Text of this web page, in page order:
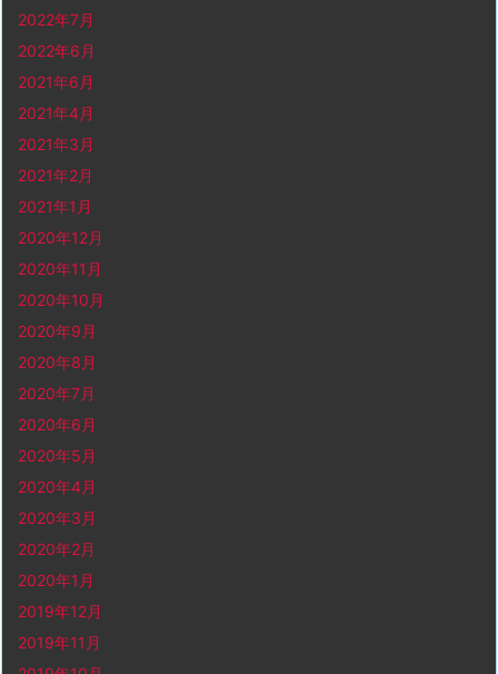
2022年7月
2022年6月
2021年6月
2021年4月
2021年3月
2021年2月
2021年1月
2020年12月
2020年11月
2020年10月
2020年9月
2020年8月
2020年7月
2020年6月
2020年5月
2020年4月
2020年3月
2020年2月
2020年1月
2019年12月
2019年11月